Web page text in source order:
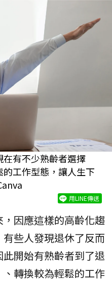
有不少熟齡者選擇
的工作型態，讓人生下
用LINE傳送
因應這樣的高齡化趨
些人發現退休了反而
開始有熟齡者到了退
轉換較為輕鬆的工作